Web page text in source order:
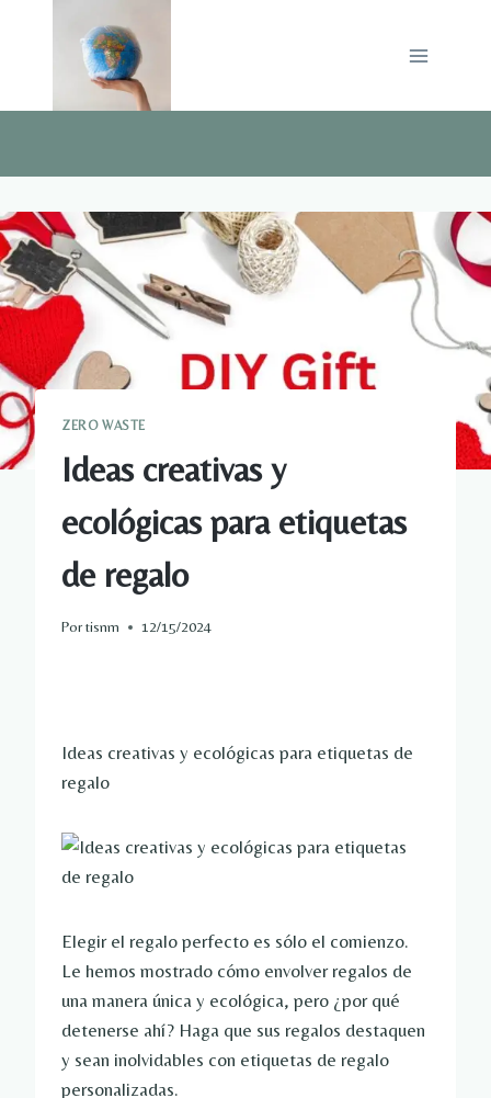
ZERO WASTE
Ideas creativas y
ecológicas para etiquetas
de regalo
Portisnm 12/15/2024
Ideas creativas y ecológicas para etiquetas de
regalo
Elegir el regalo perfecto es sólo el comienzo.
Le hemos mostrado cómo envolver regalos de
una manera única y ecológica, pero ¿por qué
detenerse ahí? Haga que sus regalos destaquen
y sean inolvidables con etiquetas de regalo
personalizadas.